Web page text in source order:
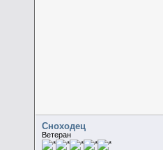
Сноходец
Ветеран